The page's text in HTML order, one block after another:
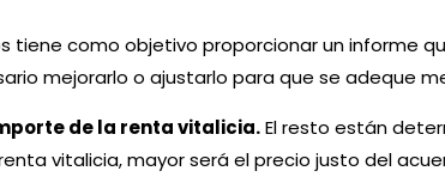
tiene como objetivo proporcionar un informe
mejorarlo o ajustarlo para que se adeque
de la renta vitalicia.El resto están
vitalicia, mayor será el precio justo del